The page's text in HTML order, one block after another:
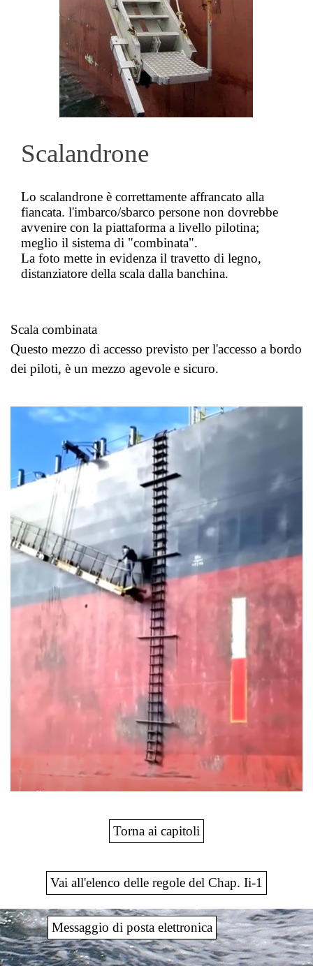
Scalandrone
Lo scalandrone è correttamente affrancato alla
fiancata. l'imbarco/sbarco persone non dovrebbe
avvenire con la piattaforma a livello pilotina;
meglio il sistema di "combinata".
La foto mette in evidenza il travetto di legno,
distanziatore della scala dalla banchina.
Scala combinata
Questo mezzo di accesso previsto per l'accesso a bordo
dei piloti, è un mezzo agevole e sicuro.
Torna ai capitoli
Vai all'elenco delle regole del Chap. Ii-1
Messaggio di posta elettronica